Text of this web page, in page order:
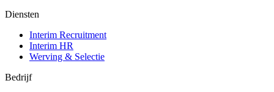
Diensten
Interim Recruitment
Interim HR
Werving & Selectie
Bedrijf